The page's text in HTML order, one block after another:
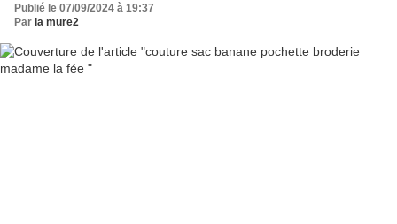
Publié le 07/09/2024 à 19:37
Par la mure2